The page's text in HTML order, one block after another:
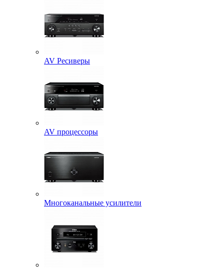
AV Ресиверы
AV процессоры
Многоканальные усилители